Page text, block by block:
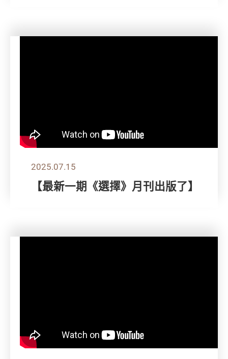
2025.07.15
【最新一期《選擇》月刊出版了】